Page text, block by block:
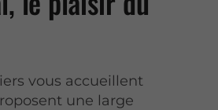
vous accueillent
une large